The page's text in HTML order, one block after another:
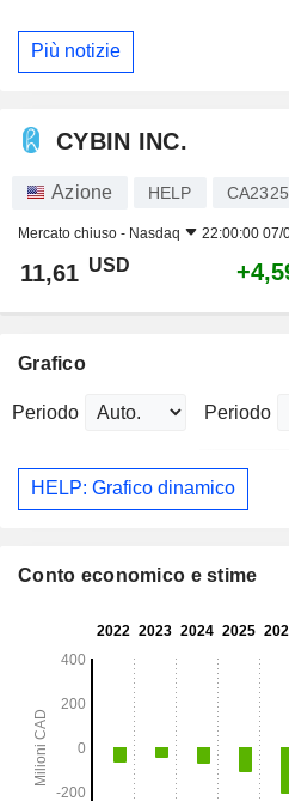
Più notizie
CYBIN INC.
Azione HELP
Mercato chiuso - Nasdaq 22:00:00 07/
11,61 USD
Grafico
Periodo Periodo
HELP: Grafico dinamico
Conto economico e stime